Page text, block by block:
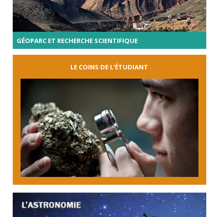
GÉOPARC ET RECHERCHE SCIENTIFIQUE
LE COINS DE L’ÉTUDIANT